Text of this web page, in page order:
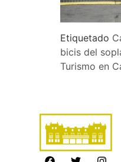
Etiquetado
bicis del
Turismo en